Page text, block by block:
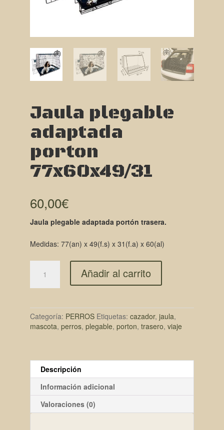
Jaula plegable
adaptada
porton
77x60x49/31
60,00€
Jaula plegable adaptada portón trasera.
Medidas: 77(an) x 49(f.s) x 31(f.a) x 60(al)
Añadir al carrito
Categoría: PERROS Etiquetas: cazador, jaula,
mascota, perros, plegable, porton, trasero, viaje
Descripción
Información adicional
Valoraciones (0)